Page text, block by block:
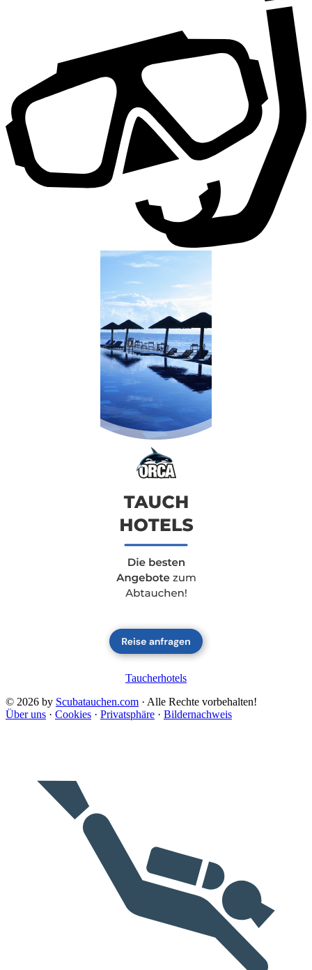
Taucherhotels
© 2026 by Scubatauchen.com · Alle Rechte vorbehalten!
Über uns · Cookies · Privatsphäre · Bildernachweis